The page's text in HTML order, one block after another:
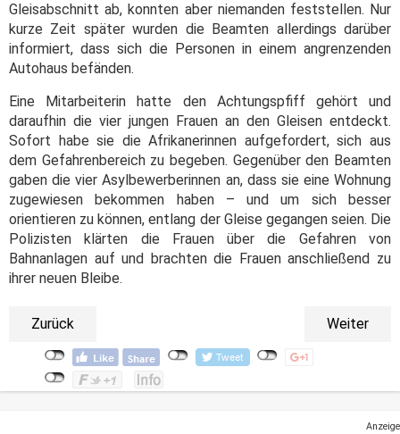
Gleisabschnitt ab, konnten aber niemanden feststellen. Nur
kurze Zeit später wurden die Beamten allerdings darüber
informiert, dass sich die Personen in einem angrenzenden
Autohaus befänden.
Eine Mitarbeiterin hatte den Achtungspfiff gehört und
daraufhin die vier jungen Frauen an den Gleisen entdeckt.
Sofort habe sie die Afrikanerinnen aufgefordert, sich aus
dem Gefahrenbereich zu begeben. Gegenüber den Beamten
gaben die vier Asylbewerberinnen an, dass sie eine Wohnung
zugewiesen bekommen haben – und um sich besser
orientieren zu können, entlang der Gleise gegangen seien. Die
Polizisten klärten die Frauen über die Gefahren von
Bahnanlagen auf und brachten die Frauen anschließend zu
ihrer neuen Bleibe.
Zurück Weiter
Anzeige